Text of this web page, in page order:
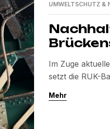
UMWELTSCHUTZ &
RUK-
schützt
Im Zuge
setzt die RUK-
Nistkästen
Mehr